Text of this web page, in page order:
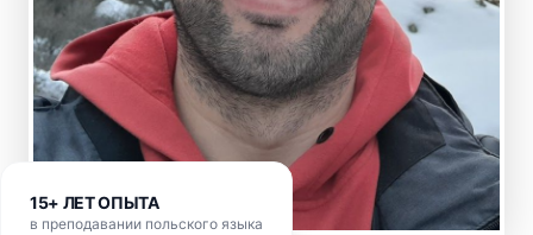
15+ ЛЕТ ОПЫТА
в преподавании польского языка